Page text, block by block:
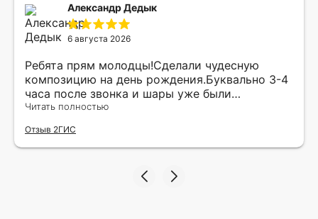
Александр Дедык
6 августа 2026
Ребята прям молодцы!Сделали чудесную
композицию на день рождения.Буквально 3-4
часа после звонка и шары уже были
доставлены мне по адресу.Качество
рада.
Читать полностью
Отзыв 2ГИС